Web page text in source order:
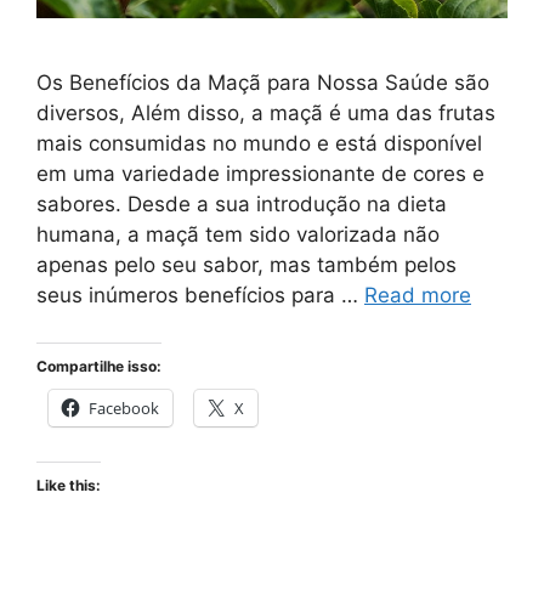
Os Benefícios da Maçã para Nossa Saúde são
diversos, Além disso, a maçã é uma das frutas
mais consumidas no mundo e está disponível
em uma variedade impressionante de cores e
sabores. Desde a sua introdução na dieta
humana, a maçã tem sido valorizada não
apenas pelo seu sabor, mas também pelos
seus inúmeros benefícios para … Read more
Compartilhe isso:
Facebook X
Like this: